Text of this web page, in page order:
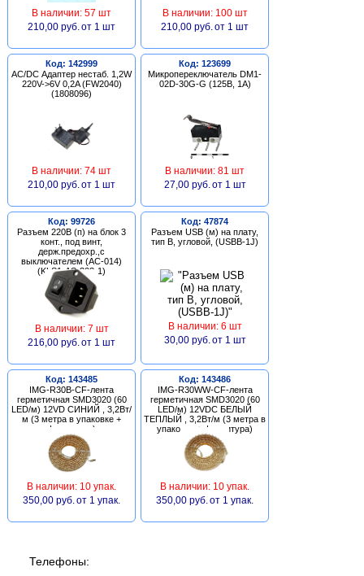
В наличии: 57 шт
210,00 руб. от 1 шт
В наличии: 100 шт
210,00 руб. от 1 шт
Код: 142999
AC/DC Адаптер нестаб. 1,2W
220V->6V 0,2A (FW2040)
(1808096)
В наличии: 74 шт
210,00 руб. от 1 шт
Код: 123699
Микропереключатель DM1-
02D-30G-G (125В, 1А)
В наличии: 81 шт
27,00 руб. от 1 шт
Код: 99726
Разъем 220В (п) на блок 3
конт., под винт,
держ.предохр.,с
выключателем (AC-014)
(KLS1-AS-303-1)
В наличии: 7 шт
216,00 руб. от 1 шт
Код: 47874
Разъем USB (м) на плату,
тип В, угловой, (USBB-1J)
В наличии: 6 шт
30,00 руб. от 1 шт
Код: 143485
IMG-R30B-CF-лента
герметичная SMD3020 (60
LED/м) 12VD СИНИЙ , 3,2Вт/
м (3 метра в упаковке +
фурнитура)
В наличии: 10 упак.
350,00 руб. от 1 упак.
Код: 143486
IMG-R30WW-CF-лента
герметичная SMD3020 (60
LED/м) 12VDC БЕЛЫЙ
ТЕПЛЫЙ , 3,2Вт/м (3 метра в
упаковке + фурнитура)
В наличии: 10 упак.
350,00 руб. от 1 упак.
Телефоны: